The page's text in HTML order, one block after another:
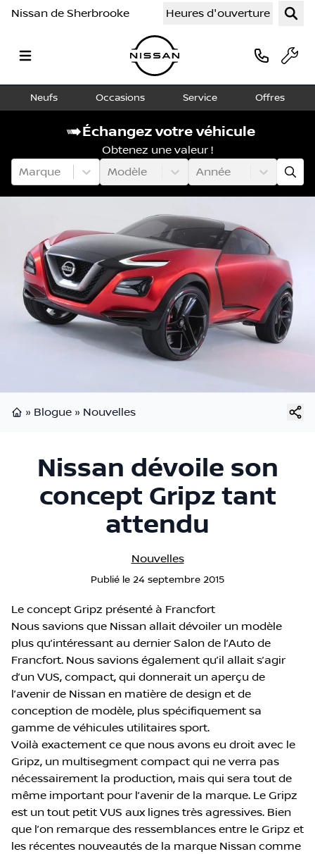
Nissan de Sherbrooke Heures d'ouverture
Neufs Occasions Service Offres
Échangez votre véhicule
Obtenez une valeur !
Marque
Modèle Année
» Blogue » Nouvelles
Nissan dévoile son
concept Gripz tant
attendu
Nouvelles
Publié le 24 septembre 2015
Le concept Gripz présenté à Francfort
Nous savions que Nissan allait dévoiler un modèle
plus qu’intéressant au dernier Salon de l’Auto de
Francfort. Nous savions également qu’il allait s’agir
d’un VUS, compact, qui donnerait un aperçu de
l’avenir de Nissan en matière de design et de
conception de modèle, plus spécifiquement sa
gamme de véhicules utilitaires sport.
Voilà exactement ce que nous avons eu droit avec le
Gripz, un multisegment compact qui ne verra pas
nécessairement la production, mais qui sera tout de
même important pour l’avenir de la marque. Le Gripz
est un tout petit VUS aux lignes très agressives. Bien
que l’on remarque des ressemblances entre le Gripz et
les récentes nouveautés de la marque Nissan comme